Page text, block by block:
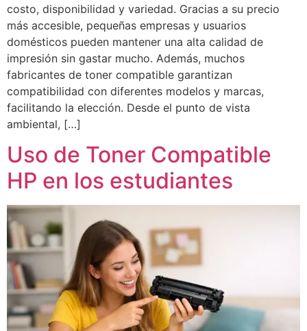
costo, disponibilidad y variedad. Gracias a su precio
más accesible, pequeñas empresas y usuarios
domésticos pueden mantener una alta calidad de
impresión sin gastar mucho. Además, muchos
fabricantes de toner compatible garantizan
compatibilidad con diferentes modelos y marcas,
facilitando la elección. Desde el punto de vista
ambiental, […]
Uso de Toner Compatible
HP en los estudiantes